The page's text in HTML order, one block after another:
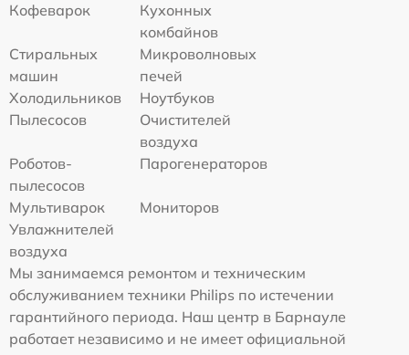
Кофеварок
Кухонных
комбайнов
Стиральных
машин
Микроволновых
печей
Холодильников
Ноутбуков
Пылесосов
Очистителей
воздуха
Роботов-
пылесосов
Парогенераторов
Мультиварок
Мониторов
Увлажнителей
воздуха
Мы занимаемся ремонтом и техническим
обслуживанием техники Philips по истечении
гарантийного периода. Наш центр в Барнауле
работает независимо и не имеет официальной